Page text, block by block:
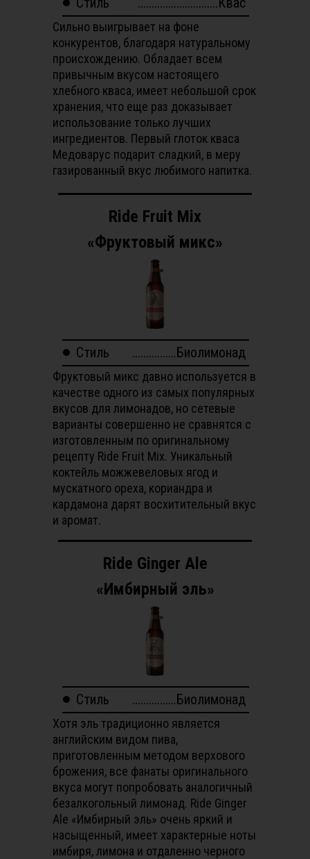
Сильно выигрывает на фоне
конкурентов, благодаря натуральному
происхождению. Обладает всем
привычным вкусом настоящего
хлебного кваса, имеет небольшой срок
хранения, что еще раз доказывает
использование только лучших
ингредиентов. Первый глоток кваса
Медоварус подарит сладкий, в меру
газированный вкус любимого напитка.
Стиль ................Биолимонад
Ride Fruit Mix
«Фруктовый микс»
Фруктовый микс давно используется в
качестве одного из самых популярных
вкусов для лимонадов, но сетевые
варианты совершенно не сравнятся с
изготовленным по оригинальному
рецепту Ride Fruit Mix. Уникальный
коктейль можжевеловых ягод и
мускатного ореха, кориандра и
кардамона дарят восхитительный вкус
и аромат.
Стиль ................Биолимонад
Ride Ginger Ale
«Имбирный эль»
Хотя эль традиционно является
английским видом пива,
приготовленным методом верхового
брожения, все фанаты оригинального
вкуса могут попробовать аналогичный
безалкогольный лимонад. Ride Ginger
Ale «Имбирный эль» очень яркий и
насыщенный, имеет характерные ноты
имбиря, лимона и отдаленно черного